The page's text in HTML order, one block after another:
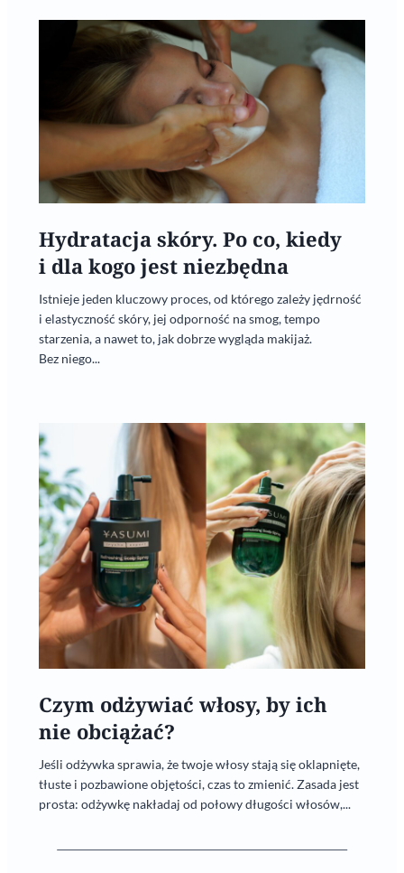
Hydratacja skóry. Po co, kiedy
i dla kogo jest niezbędna
Istnieje jeden kluczowy proces, od którego zależy jędrność
i elastyczność skóry, jej odporność na smog, tempo
starzenia, a nawet to, jak dobrze wygląda makijaż.
Bez niego...
Czym odżywiać włosy, by ich
nie obciążać?
Jeśli odżywka sprawia, że twoje włosy stają się oklapnięte,
tłuste i pozbawione objętości, czas to zmienić. Zasada jest
prosta: odżywkę nakładaj od połowy długości włosów,...